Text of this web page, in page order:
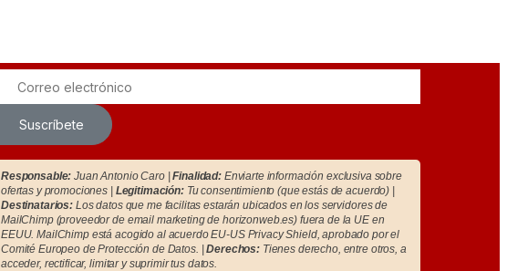
Suscríbete
Responsable: Juan Antonio Caro |Finalidad: Enviarte información exclusiva sobre
ofertas y promociones | Legitimación:Tu consentimiento (que estás de acuerdo) |
Destinatarios: Los datos que me facilitas estarán ubicados en los servidores de
MailChimp (proveedor de email marketing de horizonweb.es) fuera de la UE en
EEUU. MailChimp está acogido al acuerdo EU-US Privacy Shield, aprobado por el
Comité Europeo de Protección de Datos. |Derechos: Tienes derecho, entre otros, a
acceder, rectificar, limitar y suprimir tus datos.